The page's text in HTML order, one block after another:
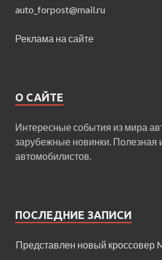
auto_forpost@mail.ru
Реклама на сайте
О САЙТЕ
Интересные события из мира
зарубежные новинки.
автомобилистов.
ПОСЛЕДНИЕ ЗАПИСИ
Представлен новый кроссовер